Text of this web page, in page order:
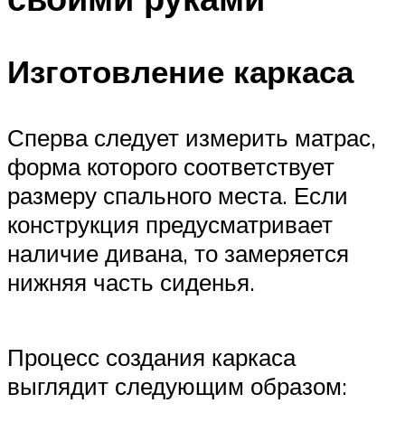
Изготовление каркаса
Сперва следует измерить матрас,
форма которого соответствует
размеру спального места. Если
конструкция предусматривает
наличие дивана, то замеряется
нижняя часть сиденья.
Процесс создания каркаса
выглядит следующим образом: